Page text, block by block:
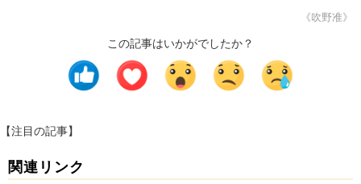
《吹野准》
この記事はいかがでしたか？
【注目の記事】
関連リンク